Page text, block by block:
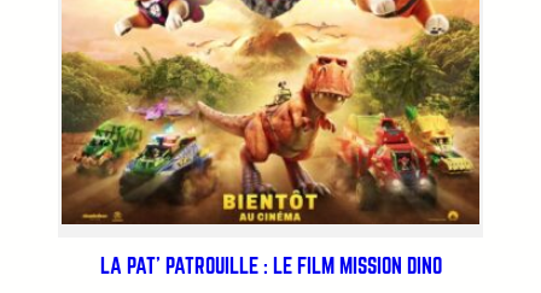
LA PAT’ PATROUILLE : LE FILM MISSION DINO